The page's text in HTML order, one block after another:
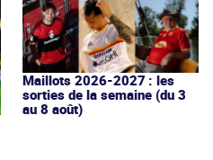
Maillots 2026-2027 : les
sorties de la semaine (du 3
au 8 août)